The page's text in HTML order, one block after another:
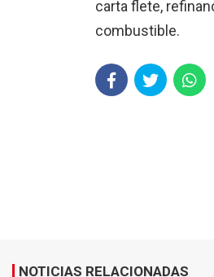
carta flete,
combustible.
NOTICIAS RELACIONADAS